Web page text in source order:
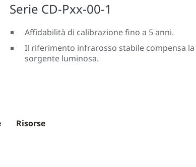
Serie CD-Pxx-00-1
Affidabilità di calibrazione fino a 5 anni.
Il riferimento infrarosso stabile compensa la
sorgente luminosa.
Risorse